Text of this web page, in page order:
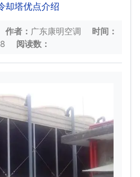
却塔优点介绍
作者： 广东康明空调
时间：
阅读数：